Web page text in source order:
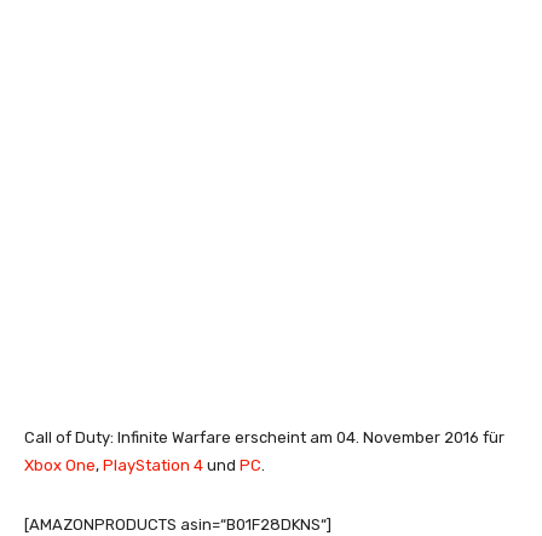
Call of Duty: Infinite Warfare erscheint am 04. November 2016 für
Xbox One, PlayStation 4 und PC.
[AMAZONPRODUCTS asin=“B01F28DKNS“]